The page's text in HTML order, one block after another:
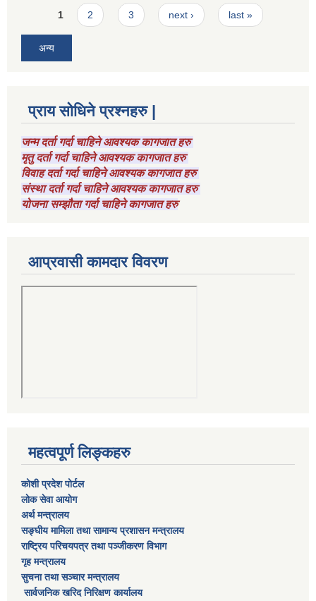
Pages
1 2 3 next › last »
अन्य
प्राय सोधिने प्रश्नहरु |
जन्म दर्ता गर्दा चाहिने आवश्यक कागजात हरु
मृतु दर्ता गर्दा चाहिने आवश्यक कागजात हरु
विवाह दर्ता गर्दा चाहिने आवश्यक कागजात हरु
संस्था दर्ता गर्दा चाहिने आवश्यक कागजात हरु
योजना सम्झौता गर्दा चाहिने कागजात हरु
आप्रवासी कामदार विवरण
महत्वपूर्ण लिङ्कहरु
कोशी प्रदेश पोर्टल
लाेक सेवा आयाेग
अर्थ मन्त्रालय
सङ्घीय मामिला तथा सामान्य प्रशासन मन्त्रालय
राष्‍ट्रिय परिचयपत्र तथा पञ्‍जीकरण विभाग
गृह मन्त्रालय
सुचना तथा सञ्चार मन्त्रालय
सार्वजनिक खरिद निरिक्षण कार्यालय